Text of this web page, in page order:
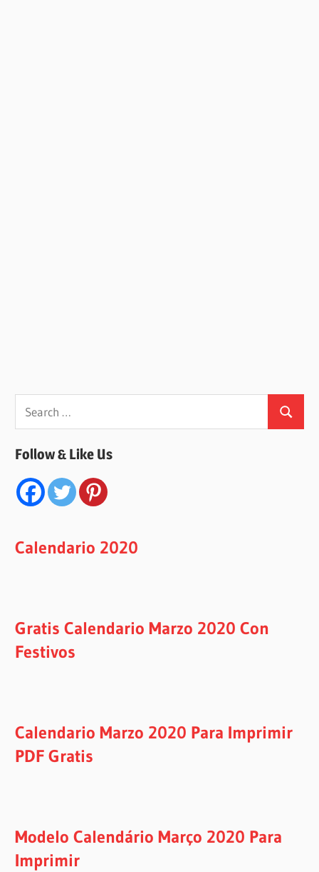
Search
for:
Search
Follow & Like Us
Calendario 2020
Gratis Calendario Marzo 2020 Con
Festivos
Calendario Marzo 2020 Para Imprimir
PDF Gratis
Modelo Calendário Março 2020 Para
Imprimir